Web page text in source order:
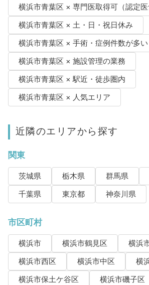
横浜市青葉区 × 専門医取得可（認定医
横浜市青葉区 × 土・日・祝日休み
横浜市青葉区 × 手術・症例件数が多い
横浜市青葉区 × 施設管理の業務
横浜市青葉区 × 駅近・徒歩圏内
横浜市青葉区 × 人気エリア
近隣のエリアから探す
関東
茨城県 栃木県 群馬県
千葉県
東京都 神奈川県
市区町村
横浜市 横浜市鶴見区
横浜
横浜市西区
横浜市中区
横
横浜市保土ケ谷区
横浜市磯子区